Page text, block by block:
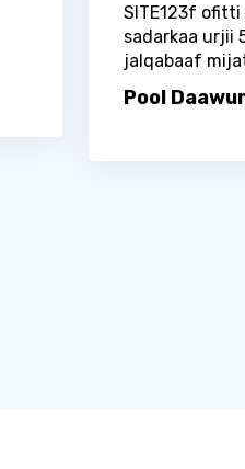
SITE123f
sadarkaa urjii
jalqabaaf
Pool